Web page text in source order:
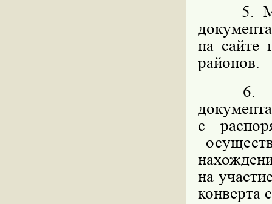
5.
на
районов.
6.
с
на
конверта